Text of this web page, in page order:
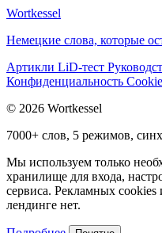
Wortkessel
Немецкие слова, которые
Артикли LiD-тест
Конфиденциальность
© 2026 Wortkessel
7000+ слов, 5 режимов,
Мы используем только
хранилище для входа,
сервиса. Рекламных cookies
лендинге нет.